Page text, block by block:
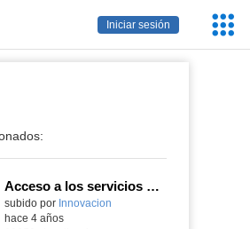
Iniciar sesión
Acceso a los servicios Microsoft 365 a través de EducaMadrid
Contenido educativo.
subido por Innovacion
hace 4 años